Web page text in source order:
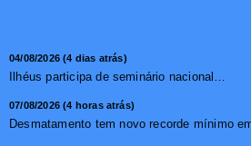
04/08/2026 (4 dias atrás)
Ilhéus participa de seminário nacional sobre turismo sustentável e captação de investimentos
07/08/2026 (4 horas atrás)